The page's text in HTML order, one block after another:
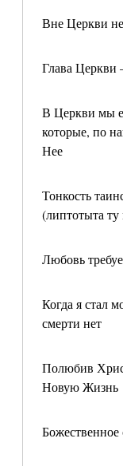
Вне Церкви
Глава
В Церкви мы
которые, по
Нее
Тонкость
(липтотыта
Любовь
Когда я стал
смерти нет
Полюбив
Новую Жизнь
Божественное